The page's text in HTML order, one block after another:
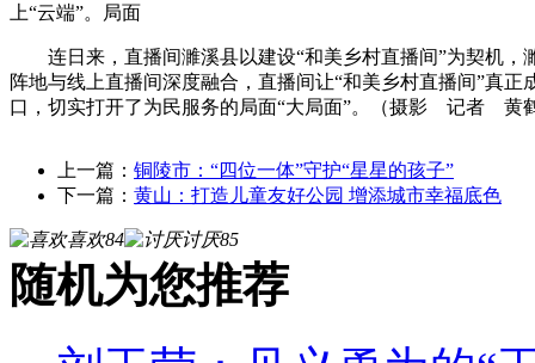
上“云端”。局面
连日来，直播间濉溪县以建设“和美乡村直播间”为契机，
阵地与线上直播间深度融合，直播间让“和美乡村直播间”真
口，切实打开了为民服务的局面“大局面”。（摄影 记者 黄
上一篇： 铜陵市：“四位一体”守护“星星的孩子”
下一篇： 黄山：打造儿童友好公园 增添城市幸福底色
喜欢84 讨厌85
随机为您推荐